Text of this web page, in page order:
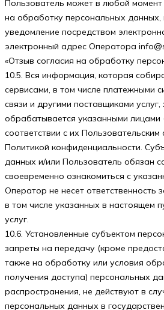
Пользователь может в любой момент
на обработку персональных
уведомление посредством
электронный адрес Оператора
«Отзыв согласия на обработку
10.5. Вся информация, которая
сервисами, в том числе платежными
связи и другими поставщиками услуг,
обрабатывается указанными
соответствии с их
Политикой конфиденциальности.
данных и/или Пользователь обязан
своевременно ознакомиться с
Оператор не несет ответственность
в том числе указанных в настоящем
услуг.
10.6. Установленные субъектом
запреты на передачу (кроме
также на обработку или условия
получения доступа) персональных
распространения, не действуют в
персональных данных в